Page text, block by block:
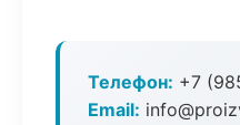
Телефон: +7
Email: